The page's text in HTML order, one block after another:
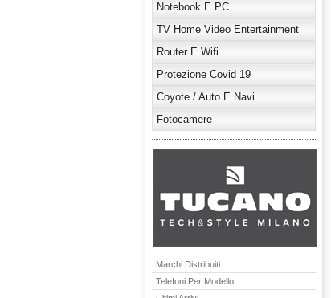
Notebook E PC
TV Home Video Entertainment
Router E Wifi
Protezione Covid 19
Coyote / Auto E Navi
Fotocamere
Marchi Distribuiti
Telefoni Per Modello